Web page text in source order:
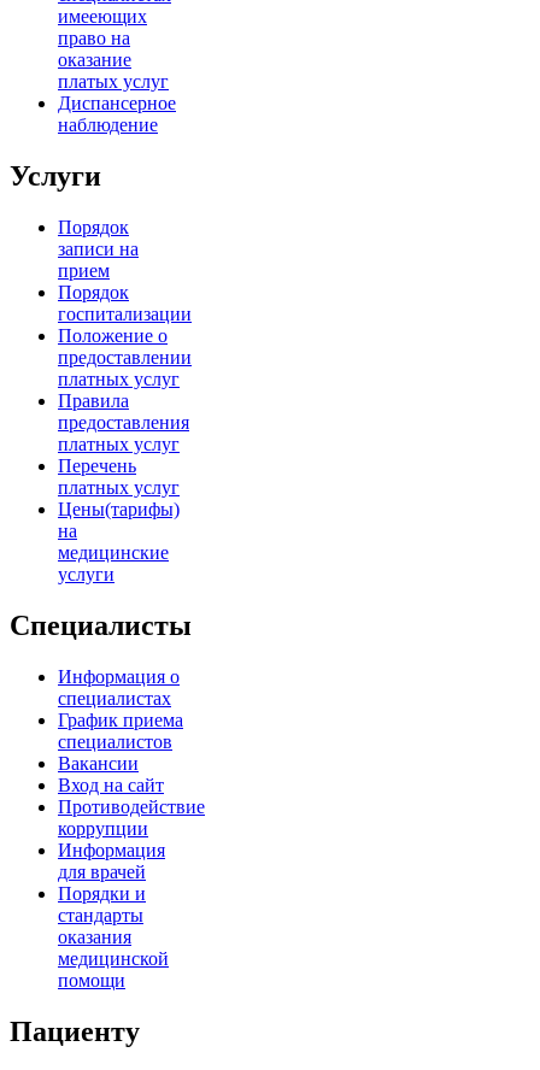
имееющих
право на
оказание
платых услуг
Диспансерное
наблюдение
Услуги
Порядок
записи на
прием
Порядок
госпитализации
Положение о
предоставлении
платных услуг
Правила
предоставления
платных услуг
Перечень
платных услуг
Цены(тарифы)
на
медицинские
услуги
Специалисты
Информация о
специалистах
График приема
специалистов
Вакансии
Вход на сайт
Противодействие
коррупции
Информация
для врачей
Порядки и
стандарты
оказания
медицинской
помощи
Пациенту